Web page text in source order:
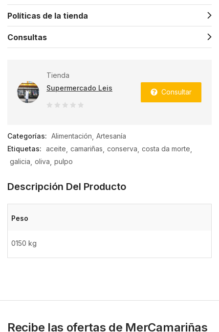
Políticas de la tienda
Consultas
Tienda
Supermercado Leis
Consultar
Categorías: Alimentación Artesanía
Etiquetas: aceite camariñas conserva costa da morte
galicia oliva pulpo
Descripción Del Producto
Peso
0150 kg
Recibe las ofertas de MerCamariñas